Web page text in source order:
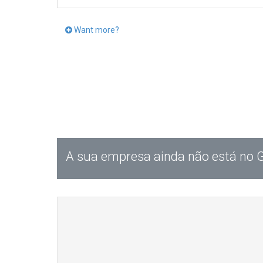
Want more?
A sua empresa ainda não está no